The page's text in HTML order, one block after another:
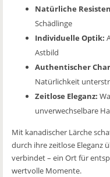
Natürliche
Schädlinge
Individuelle Optik:
Astbild
Authentischer
Natürlichkeit
Zeitlose Eleganz:
unverwechselbare
Mit kanadischer Lärche
durch ihre zeitlose Eleganz
verbindet – ein Ort für
wertvolle Momente.